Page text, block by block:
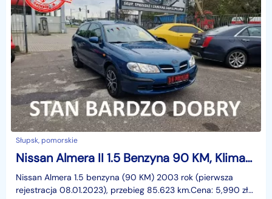
Słupsk, pomorskie
Nissan Almera II 1.5 Benzyna 90 KM, Klimatyzacja, El. Szyby, El. Lusterka, Metalik
Nissan Almera 1.5 benzyna (90 KM) 2003 rok (pierwsza
rejestracja 08.01.2023), przebieg 85.623 km.Cena: 5,990 zł